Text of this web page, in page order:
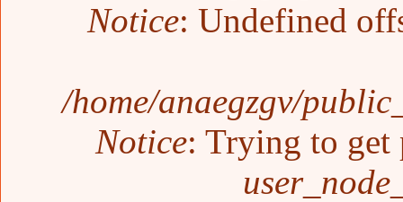
Notice: Undefined
/home/anaegzgv/
Notice: Trying to get